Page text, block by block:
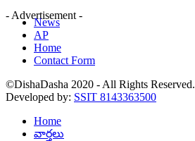
- Advertisement -
News
AP
Home
Contact Form
©DishaDasha 2020 - All Rights Reserved.
Developed by: SSIT 8143363500
Home
వార్తలు